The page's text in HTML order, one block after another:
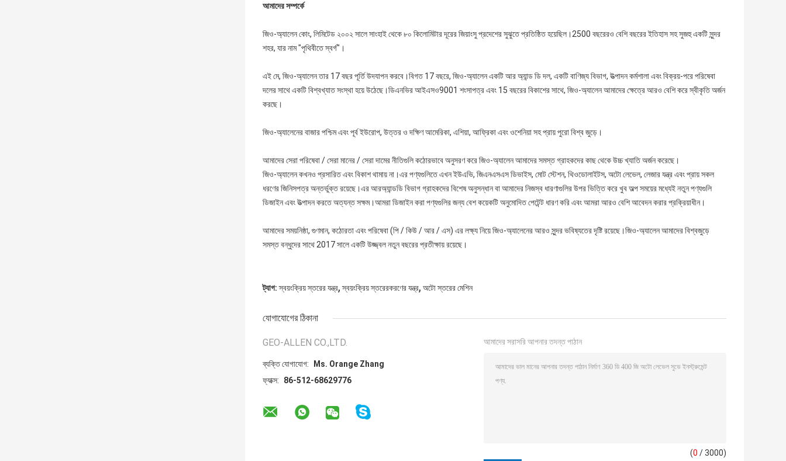
আমাদের সম্পর্কে
জিও-অ্যালেন কোং, লিমিটেড ২০০২ সালে সাংহাই থেকে ৮০ কিলোমিটার দূরের জিয়াংসু প্রদেশের সুঝুতে প্রতিষ্ঠিত হয়েছিল।2500 বছরেরও বেশি বছরের ইতিহাস সহ সুজহু একটি সুন্দর
শহর, যার নাম "পৃথিবীতে স্বর্গ"।
এই মে, জিও-অ্যালেন তার 17 বছর পূর্তি উদযাপন করবে।বিগত 17 বছরে, জিও-অ্যালেন একটি আর অ্যান্ড ডি দল, একটি বাণিজ্য বিভাগ, উত্পাদন কর্মশালা এবং বিক্রয়-পরে পরিষেবা
দলের সাথে একটি বিশ্বখ্যাত সংস্থা হয়ে উঠেছে।ডিএনভির আইএসও9001 শংসাপত্র এবং 15 বছরের বিকাশের সাথে, জিও-অ্যালেন আমাদের ক্ষেত্রে আরও বেশি করে স্বীকৃতি অর্জন
করছে।
জিও-অ্যালেনের বাজার পশ্চিম এবং পূর্ব ইউরোপ, উত্তর ও দক্ষিণ আমেরিকা, এশিয়া, আফ্রিকা এবং ওশেনিয়া সহ প্রায় পুরো বিশ্ব জুড়ে।
আমাদের সেরা পরিষেবা / সেরা মানের / সেরা দামের নীতিগুলি কঠোরভাবে অনুসরণ করে জিও-অ্যালেন আমাদের সমস্ত গ্রাহকদের কাছ থেকে উচ্চ খ্যাতি অর্জন করেছে।
জিও-অ্যালেন কখনও প্রসারিত এবং বিকাশ থামায় না।এর পণ্যগুলিতে এখন ইউএভি, জিএনএসএস ডিভাইস, মোট স্টেশন, থিওডোলাইটস, অটো লেভেল, লেজার যন্ত্র এবং প্রায় সকল
ধরণের জিনিসপত্র অন্তর্ভুক্ত রয়েছে।এর আরঅ্যান্ডডি বিভাগ গ্রাহকদের বিশেষ অনুসন্ধান বা আমাদের নিজস্ব ধারণাগুলির উপর ভিত্তি করে খুব অল্প সময়ের মধ্যেই নতুন পণ্যগুলি
ডিজাইন এবং উত্পাদন করতে অত্যন্ত সক্ষম।আমরা ডিজাইন করা পণ্যগুলির জন্য বেশ কয়েকটি অনুমোদিত পেটেন্ট ধারণ করি এবং আমরা আরও বেশি আবেদন করার প্রক্রিয়াধীন।
আমাদের সময়নিষ্ঠা, গুণমান, কঠোরতা এবং পরিষেবা (পি / কিউ / আর / এস) এর লক্ষ্য নিয়ে জিও-অ্যালেনের আরও সুন্দর ভবিষ্যতের দৃষ্টি রয়েছে।জিও-অ্যালেন আমাদের বিশ্বজুড়ে
সমস্ত বন্ধুদের সাথে 2017 সালে একটি উজ্জ্বল নতুন বছরের প্রতীক্ষায় রয়েছে।
ট্যাগ: স্বয়ংক্রিয় স্তরের যন্ত্র, স্বয়ংক্রিয় স্তরেরকরণের যন্ত্র, অটো স্তরের মেশিন
যোগাযোগের ঠিকানা
GEO-ALLEN CO.,LTD.
ব্যক্তি যোগাযোগ:
Ms. Orange Zhang
ফ্যাক্স:
86-512-68629776
আমাদের সরাসরি আপনার তদন্ত পাঠান
(0 / 3000)